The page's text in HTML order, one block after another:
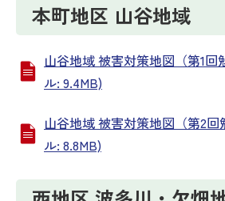
本町地区 山谷地域
山谷地域 被害対策地図（第1回
ル: 9.4MB)
山谷地域 被害対策地図（第2回
ル: 8.8MB)